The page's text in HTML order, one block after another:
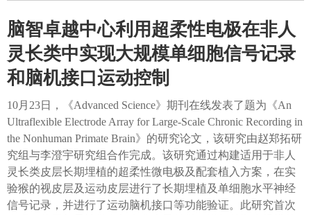
脑智卓越中心利用超柔性电极在非人
灵长类中实现大规模单细胞信号记录
和脑机接口运动控制
10月23日，《Advanced Science》期刊在线发表了题为《An
Ultraflexible Electrode Array for Large-Scale Chronic Recording in
the Nonhuman Primate Brain》的研究论文，该研究由赵郑拓研
究组与李澄宇研究组合作完成。该研究通过构建适用于非人
灵长类皮层长期埋植的超柔性微电极及配套植入方案，在实
验猴的视皮层及运动皮层进行了长期埋植及单细胞水平神经
信号记录，并进行了运动脑机接口等功能验证。此研究首次